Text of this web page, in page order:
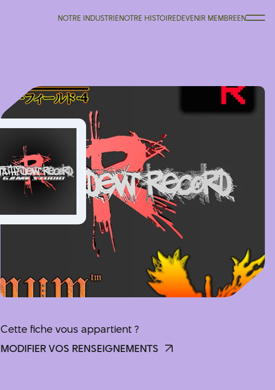
NOTRE INDUSTRIENOTRE HISTOIREDEVENIR MEMBREEN
Cette fiche vous appartient ?
MODIFIER VOS RENSEIGNEMENTS